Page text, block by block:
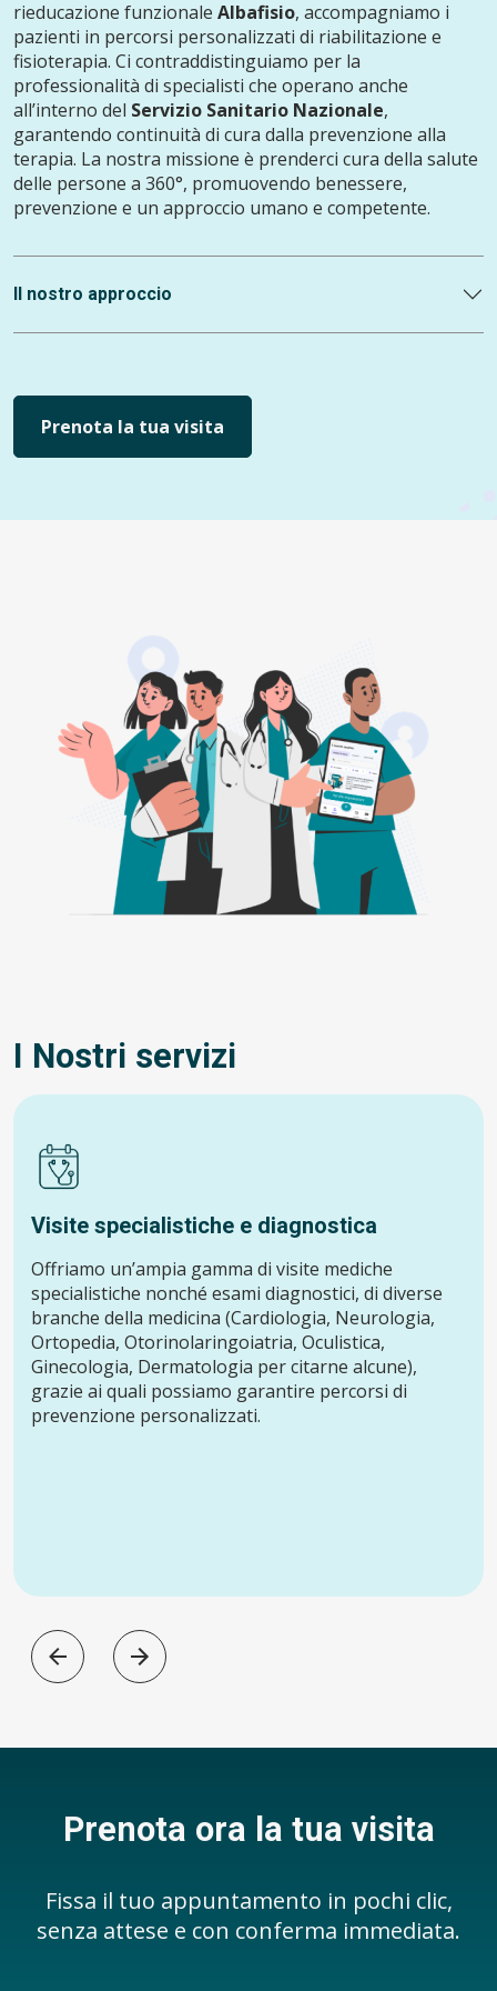
rieducazione funzionale Albafisio, accompagniamo i
pazienti in percorsi personalizzati di riabilitazione e
fisioterapia. Ci contraddistinguiamo per la
professionalità di specialisti che operano anche
all’interno del Servizio Sanitario Nazionale,
garantendo continuità di cura dalla prevenzione alla
terapia. La nostra missione è prenderci cura della salute
delle persone a 360°, promuovendo benessere,
prevenzione e un approccio umano e competente.
Il nostro approccio
Prenota la tua visita
I Nostri servizi
Visite specialistiche e diagnostica
Offriamo un’ampia gamma di visite mediche
specialistiche nonché esami diagnostici, di diverse
branche della medicina (Cardiologia, Neurologia,
Ortopedia, Otorinolaringoiatria, Oculistica,
Ginecologia, Dermatologia per citarne alcune),
grazie ai quali possiamo garantire percorsi di
prevenzione personalizzati.
Prenota ora la tua visita
Fissa il tuo appuntamento in pochi clic,
senza attese e con conferma immediata.